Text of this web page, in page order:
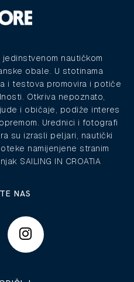
nautičkom
obale. U stotinama
i testova promovira i potiče
Otkriva nepoznato,
i običaje, podiže interes
Urednici i fotografi
su izrasli peljari, nautički
namijenjene stranim
SAILING IN CROATIA
NAS